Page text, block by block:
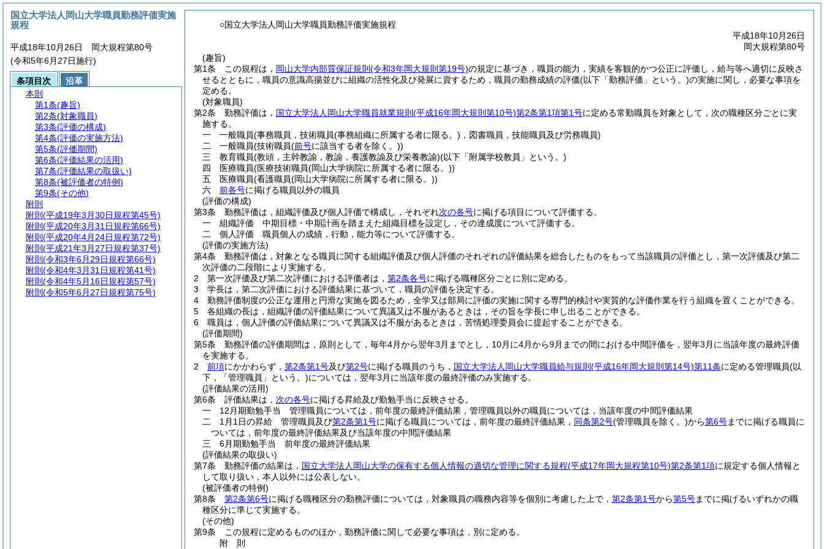
○国立大学法人岡山大学職員勤務評価実施規程
平成18年10月26日
岡大規程第80号
(趣旨)
第1条
この規程は， 岡山大学内部質保証規則 (令和3年岡大規則第19号)の規定に基づき，職員の能力，実績を客観的かつ公正に評価し，給与等へ適切に反映さ
せるとともに，職員の意識高揚並びに組織の活性化及び発展に資するため，職員の勤務成績の評価(以下「勤務評価」という。)の実施に関し，必要な事項を
定める。
(対象職員)
第2条
勤務評価は， 国立大学法人岡山大学職員就業規則 (平成16年岡大規則第10号)第2条第1項第1号に定める常勤職員を対象として，次の職種区分ごとに実
施する。
一
一般職員(事務職員，技術職員(事務組織に所属する者に限る。) ，図書職員，技能職員及び労務職員)
二
一般職員(技術職員(前号に該当する者を除く。))
三
教育職員(教頭，主幹教諭，教諭，養護教諭及び栄養教諭)(以下「附属学校教員」という。)
四
医療職員(医療技術職員(岡山大学病院に所属する者に限る。))
五
医療職員(看護職員(岡山大学病院に所属する者に限る。))
六
前各号に掲げる職員以外の職員
(評価の構成)
第3条
勤務評価は，組織評価及び個人評価で構成し，それぞれ次の各号に掲げる項目について評価する。
一
組織評価 中期目標・中期計画を踏まえた組織目標を設定し，その達成度について評価する。
二
個人評価 職員個人の成績，行動，能力等について評価する。
(評価の実施方法)
第4条
勤務評価は，対象となる職員に関する組織評価及び個人評価のそれぞれの評価結果を総合したものをもって当該職員の評価とし，第一次評価及び第二
次評価の二段階により実施する。
2
第一次評価及び第二次評価における評価者は， 第2条各号に掲げる職種区分ごとに別に定める。
3
学長は，第二次評価における評価結果に基づいて，職員の評価を決定する。
4
勤務評価制度の公正な運用と円滑な実施を図るため，全学又は部局に評価の実施に関する専門的検討や実質的な評価作業を行う組織を置くことができる。
5
各組織の長は，組織評価の評価結果について異議又は不服があるときは，その旨を学長に申し出ることができる。
6
職員は，個人評価の評価結果について異議又は不服があるときは，苦情処理委員会に提起することができる。
(評価期間)
第5条
勤務評価の評価期間は，原則として，毎年4月から翌年3月までとし，10月に4月から9月までの間における中間評価を，翌年3月に当該年度の最終評価
を実施する。
2
前項にかかわらず， 第2条第1号及び第2号に掲げる職員のうち， 国立大学法人岡山大学職員給与規則 (平成16年岡大規則第14号)第11条に定める管理職員(以
下，「管理職員」という。)については，翌年3月に当該年度の最終評価のみ実施する。
(評価結果の活用)
第6条
評価結果は， 次の各号に掲げる昇給及び勤勉手当に反映させる。
一
12月期勤勉手当 管理職員については，前年度の最終評価結果，管理職員以外の職員については，当該年度の中間評価結果
二
1月1日の昇給 管理職員及び第2条第1号に掲げる職員については，前年度の最終評価結果， 同条第2号(管理職員を除く。)から第6号までに掲げる職員に
ついては，前年度の最終評価結果及び当該年度の中間評価結果
三
6月期勤勉手当 前年度の最終評価結果
(評価結果の取扱い)
第7条
勤務評価の結果は， 国立大学法人岡山大学の保有する個人情報の適切な管理に関する規程(平成17年岡大規程第10号)第2条第1項に規定する個人情報と
して取り扱い，本人以外には公表しない。
(被評価者の特例)
第8条
第2条第6号に掲げる職種区分の勤務評価については，対象職員の職務内容等を個別に考慮した上で， 第2条第1号から第5号までに掲げるいずれかの職
種区分に準じて実施する。
(その他)
第9条
この規程に定めるもののほか，勤務評価に関して必要な事項は，別に定める。
附 則
国立大学法人岡山大学職員勤務評価実施
規程
平成18年10月26日 岡大規程第80号
(令和5年6月27日施行)
条項目次
沿革
本則
第1条(趣旨)
第2条(対象職員)
第3条(評価の構成)
第4条(評価の実施方法)
第5条(評価期間)
第6条(評価結果の活用)
第7条(評価結果の取扱い)
第8条(被評価者の特例)
第9条(その他)
附則
附則 (平成19年3月30日規程第45号)
附則 (平成20年3月31日規程第66号)
附則 (平成20年4月24日規程第72号)
附則 (平成21年3月27日規程第37号)
附則 (令和3年6月29日規程第66号)
附則 (令和4年3月31日規程第41号)
附則 (令和4年5月16日規程第57号)
附則 (令和5年6月27日規程第75号)